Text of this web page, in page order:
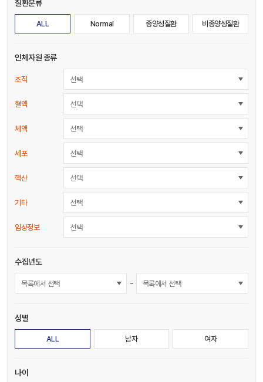
질환분류
ALL Normal 종양성질환 비종양성질환
인체자원 종류
조직 선택
혈액 선택
체액 선택
세포 선택
핵산 선택
기타 선택
임상정보 선택
수집년도
~
성별
ALL 남자 여자
나이